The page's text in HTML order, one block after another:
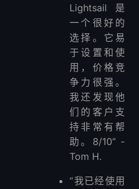
Lightsail 是
一个很好的
选择。它易
于设置和使
用，价格竞
争力很强。
我还发现他
们的客户支
持非常有帮
助。8/10” -
Tom H.
“我已经使用